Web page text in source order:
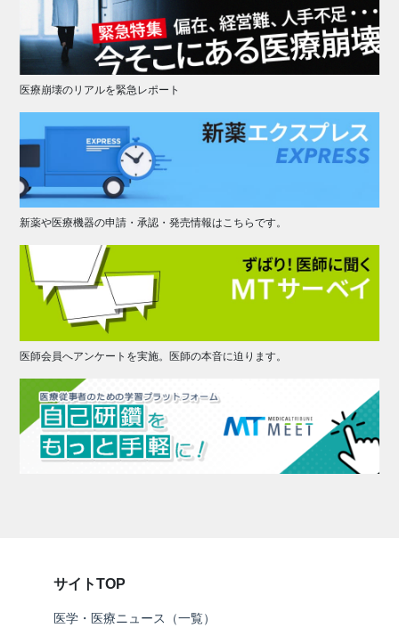
医療崩壊のリアルを緊急レポート
新薬や医療機器の申請・承認・発売情報はこちらです。
医師会員へアンケートを実施。医師の本音に迫ります。
サイトTOP
医学・医療ニュース（一覧）